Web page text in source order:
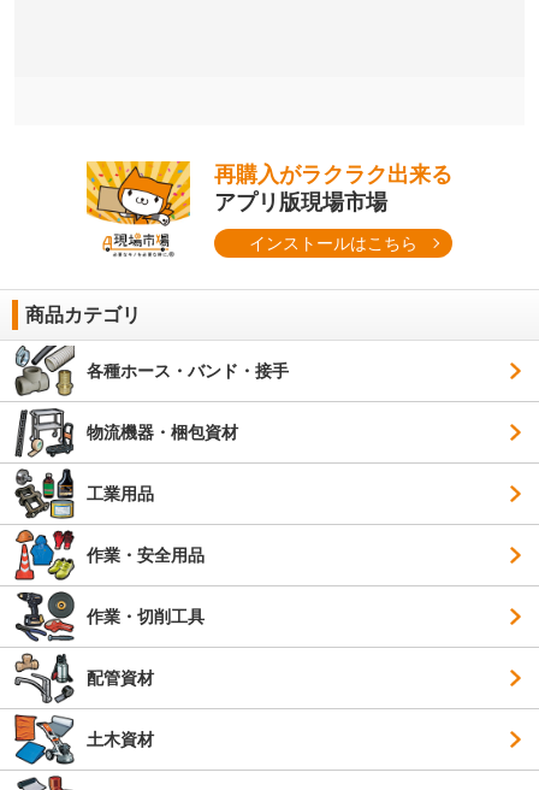
再購入がラクラク出来る
アプリ版現場市場
インストールはこちら
商品カテゴリ
各種ホース・バンド・接手
物流機器・梱包資材
工業用品
作業・安全用品
作業・切削工具
配管資材
土木資材